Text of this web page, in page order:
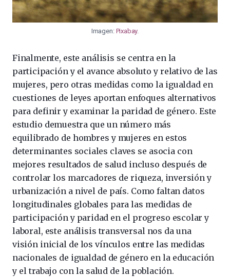
Imagen: Pixabay.
Finalmente, este análisis se centra en la
participación y el avance absoluto y relativo de las
mujeres, pero otras medidas como la igualdad en
cuestiones de leyes aportan enfoques alternativos
para definir y examinar la paridad de género. Este
estudio demuestra que un número más
equilibrado de hombres y mujeres en estos
determinantes sociales claves se asocia con
mejores resultados de salud incluso después de
controlar los marcadores de riqueza, inversión y
urbanización a nivel de país. Como faltan datos
longitudinales globales para las medidas de
participación y paridad en el progreso escolar y
laboral, este análisis transversal nos da una
visión inicial de los vínculos entre las medidas
nacionales de igualdad de género en la educación
y el trabajo con la salud de la población.